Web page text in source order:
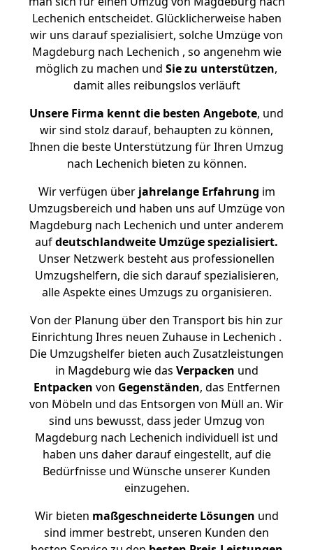
Lechenich entscheidet. Glücklicherweise haben
wir uns darauf spezialisiert, solche Umzüge von
Magdeburg nach Lechenich , so angenehm wie
möglich zu machen und Sie zu unterstützen,
damit alles reibungslos verläuft
Unsere Firma kennt die besten Angebote, und
wir sind stolz darauf, behaupten zu können,
Ihnen die beste Unterstützung für Ihren Umzug
nach Lechenich bieten zu können.
Wir verfügen überjahrelange Erfahrung im
Umzugsbereich und haben uns auf Umzüge von
Magdeburg nach Lechenich und unter anderem
aufdeutschlandweite Umzüge spezialisiert.
Unser Netzwerk besteht aus professionellen
Umzugshelfern, die sich darauf spezialisieren,
alle Aspekte eines Umzugs zu organisieren.
Von der Planung über den Transport bis hin zur
Einrichtung Ihres neuen Zuhause in Lechenich .
Die Umzugshelfer bieten auch Zusatzleistungen
in Magdeburg wie das Verpacken und
Entpacken von Gegenständen, das Entfernen
von Möbeln und das Entsorgen von Müll an. Wir
sind uns bewusst, dass jeder Umzug von
Magdeburg nach Lechenich individuell ist und
haben uns daher darauf eingestellt, auf die
Bedürfnisse und Wünsche unserer Kunden
einzugehen.
Wir bieten maßgeschneiderte Lösungen und
sind immer bestrebt, unseren Kunden den